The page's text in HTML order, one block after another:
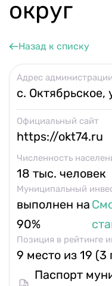
Контакты и
8 (800) 350 24
округ
Назад к списку
Адрес администрации
с. Октябрьское,
Официальный сайт
https://okt74.ru
Численность
18 тыс. человек
Муниципальный
выполнен на
90%
Позиция в рейтинге
9 место из 19 (3
Паспорт